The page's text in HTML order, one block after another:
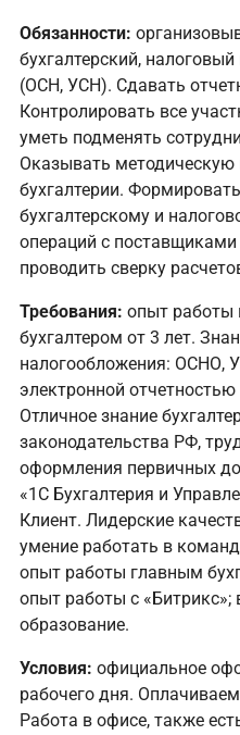
Обязанности:
бухгалтерский,
(ОСН, УСН). Сдавать
Контролировать все
уметь подменять
Оказывать
бухгалтерии.
бухгалтерскому и
операций с
проводить сверку
Требования: опыт работы
бухгалтером от 3 лет.
налогообложения: ОСНО,
электронной
Отличное знание
законодательства РФ,
оформления первичных
«1С Бухгалтерия и
Клиент. Лидерские
умение работать в
опыт работы главным
опыт работы с
образование.
Условия: официальное
рабочего дня.
Работа в офисе, также